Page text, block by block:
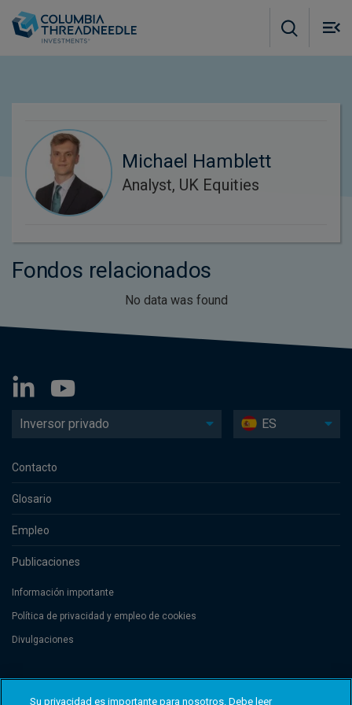
Michael Hamblett
Analyst, UK Equities
Fondos relacionados
No data was found
Inversor privado ES
Contacto
Glosario
Empleo
Publicaciones
Información importante
Política de privacidad y empleo de cookies
Divulgaciones
de Commerce et des Sociétés (Luxembourg), No. B 110242 and/or
Su privacidad es importante para nosotros. Debe leer